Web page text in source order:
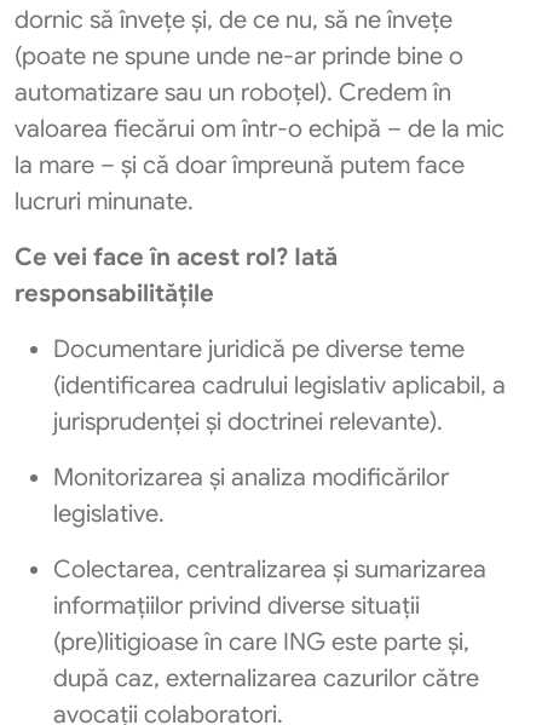
dornic să învețe și, de ce nu, să ne învețe
(poate ne spune unde ne-ar prinde bine o
automatizare sau un roboțel). Credem în
valoarea fiecărui om într-o echipă – de la mic
la mare – și că doar împreună putem face
lucruri minunate.
Ce vei face în acest rol? Iată
responsabilitățile
Documentare juridică pe diverse teme
(identificarea cadrului legislativ aplicabil, a
jurisprudenței și doctrinei relevante).
Monitorizarea și analiza modificărilor
legislative.
Colectarea, centralizarea și sumarizarea
informațiilor privind diverse situații
(pre)litigioase în care ING este parte și,
după caz, externalizarea cazurilor către
avocații colaboratori.